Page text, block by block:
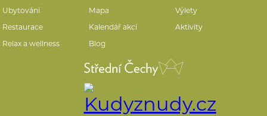
Ubytování
Mapa
Výlety
Restaurace
Kalendář akcí
Aktivity
Relax a wellness
Blog